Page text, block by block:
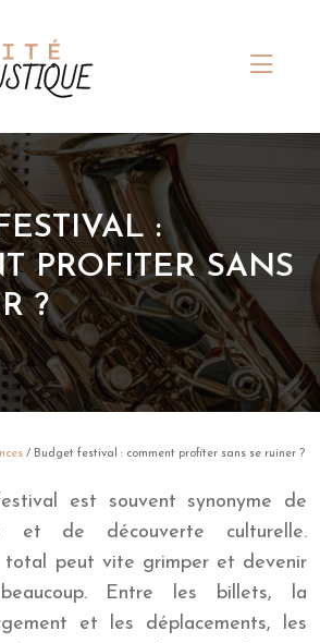
:
PROFITER SANS
?
/ Budget festival : comment profiter sans se ruiner ?
est souvent synonyme de
et de découverte culturelle.
total peut vite grimper et devenir
Entre les billets, la
et les déplacements, les